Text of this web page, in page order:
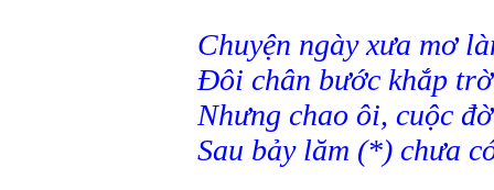
Chuyện ngày xưa mơ
Đôi chân bước khắp
Nhưng chao ôi, cuộc
Sau bảy lăm (*) chưa